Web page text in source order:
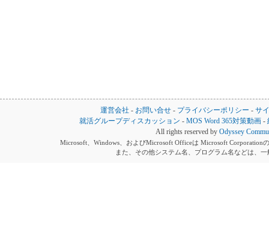
運営会社 - お問い合せ - プライバシーポリシー - サ
就活グループディスカッション -MOS Word 365対策動画 -
All rights reserved by Odyssey
Microsoft、Windows、およびMicrosoft Officeは Microsoft Corporation
また、その他システム名、プログラム名などは、